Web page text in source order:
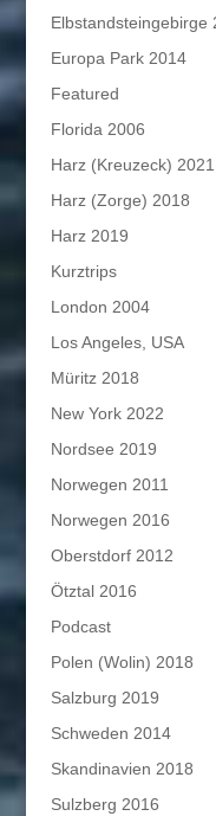
Elbstandsteingebirge
Europa Park 2014
Featured
Florida 2006
Harz (Kreuzeck) 2021
Harz (Zorge) 2018
Harz 2019
Kurztrips
London 2004
Los Angeles, USA
Müritz 2018
New York 2022
Nordsee 2019
Norwegen 2011
Norwegen 2016
Oberstdorf 2012
Ötztal 2016
Podcast
Polen (Wolin) 2018
Salzburg 2019
Schweden 2014
Skandinavien 2018
Sulzberg 2016